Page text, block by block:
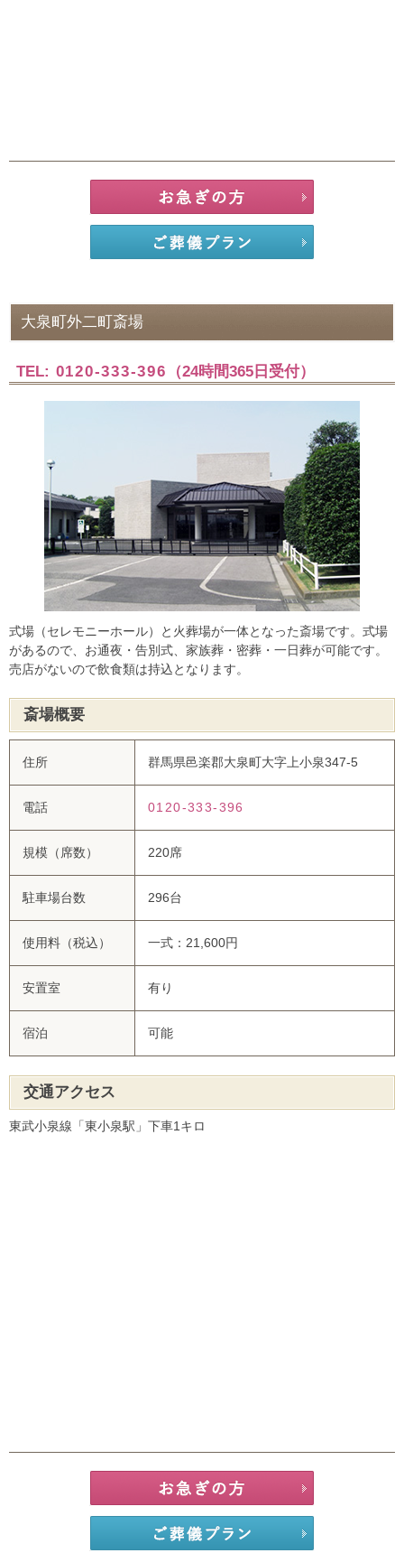
大泉町外二町斎場
TEL: 0120-333-396 （24時間365日受付）
式場（セレモニーホール）と火葬場が一体となった斎場です。式場
があるので、お通夜・告別式、家族葬・密葬・一日葬が可能です。
売店がないので飲食類は持込となります。
斎場概要
住所 群馬県邑楽郡大泉町大字上小泉347-5
電話 0120-333-396
規模（席数） 220席
駐車場台数 296台
使用料（税込） 一式：21,600円
安置室 有り
宿泊 可能
交通アクセス
東武小泉線「東小泉駅」下車1キロ